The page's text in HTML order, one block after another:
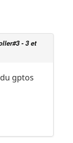
- 3 et
gptos